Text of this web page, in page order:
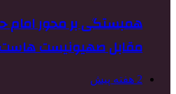
همبستگی بر محور امام
مقابل صهیونیست
2 هفته پیش